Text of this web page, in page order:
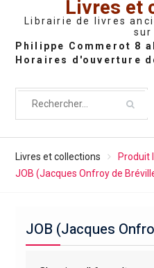
Livres et
Librairie de livres
sur
Livres et collections
Produit
JOB (Jacques Onfroy de
JOB (Jacques